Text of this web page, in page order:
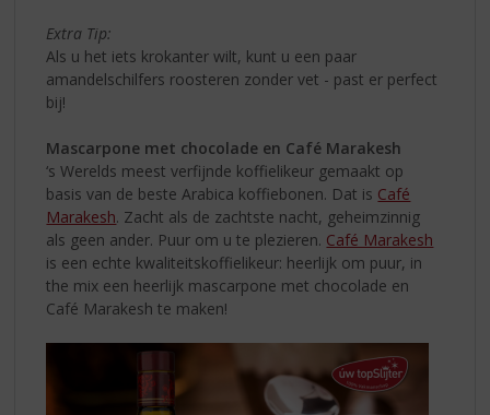
Extra Tip:
Als u het iets krokanter wilt, kunt u een paar
amandelschilfers roosteren zonder vet - past er perfect
bij!
Mascarpone met chocolade en Café Marakesh
‘s Werelds meest verfijnde koffielikeur gemaakt op
basis van de beste Arabica koffiebonen. Dat is Café
Marakesh. Zacht als de zachtste nacht, geheimzinnig
als geen ander. Puur om u te plezieren. Café Marakesh
is een echte kwaliteitskoffielikeur: heerlijk om puur, in
the mix een heerlijk mascarpone met chocolade en
Café Marakesh te maken!